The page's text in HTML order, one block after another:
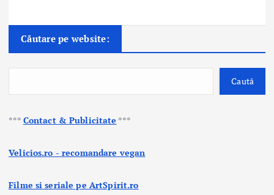
Căutare pe website:
Caută
*** Contact & Publicitate ***
Velicios.ro - recomandare vegan
Filme si seriale pe ArtSpirit.ro